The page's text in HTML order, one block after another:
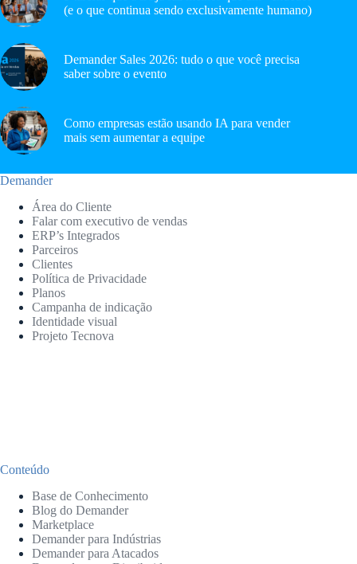
(e o que continua sendo exclusivamente humano)
Demander Sales 2026: tudo o que você precisa
saber sobre o evento
Como empresas estão usando IA para vender
mais sem aumentar a equipe
Demander
Área do Cliente
Falar com executivo de vendas
ERP’s Integrados
Parceiros
Clientes
Política de Privacidade
Planos
Campanha de indicação
Identidade visual
Projeto Tecnova
Conteúdo
Base de Conhecimento
Blog do Demander
Marketplace
Demander para Indústrias
Demander para Atacados